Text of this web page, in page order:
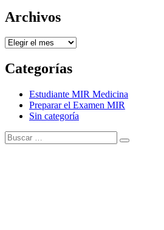
Archivos
Archivos
Categorías
Estudiante MIR Medicina
Preparar el Examen MIR
Sin categoría
Buscar:
Buscar